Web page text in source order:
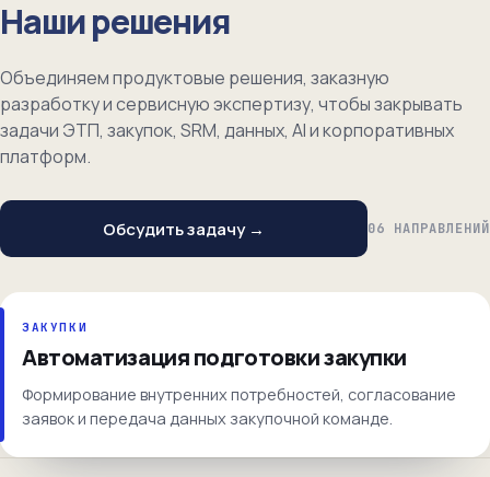
Наши решения
Объединяем продуктовые решения, заказную
разработку и сервисную экспертизу, чтобы закрывать
задачи ЭТП, закупок, SRM, данных, AI и корпоративных
платформ.
Обсудить задачу → 06 НАПРАВЛЕНИЙ
ЗАКУПКИ
Автоматизация подготовки закупки
Формирование внутренних потребностей, согласование
заявок и передача данных закупочной команде.